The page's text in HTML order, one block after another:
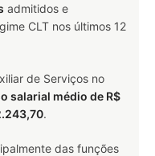
admitidos e
CLT nos últimos 12
de Serviços no
salarial médio de R$
.
das funções